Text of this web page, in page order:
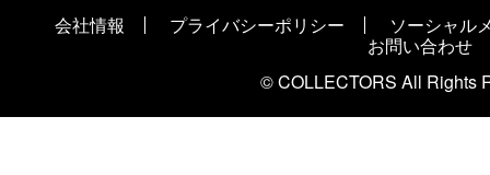
会社情報 プライバシーポリシー
ソーシャル
お問い合わせ
© COLLECTORS All Rights